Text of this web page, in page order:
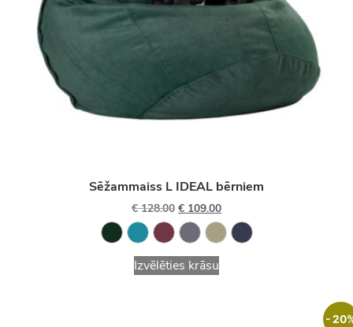
Sēžammaiss L IDEAL bērniem
€128.00 € 109.00
Izvēlēties krāsu
-